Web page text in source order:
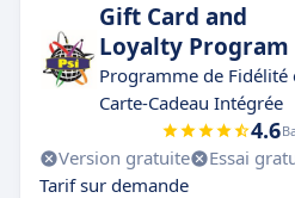
Gift Card and
Loyalty Program
Programme de Fidélité
Carte-Cadeau Intégrée
4.6
Version gratuite Essai
Tarif sur demande